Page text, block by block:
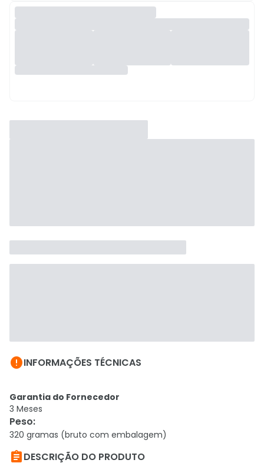
INFORMAÇÕES TÉCNICAS
Garantia do Fornecedor
3 Meses
Peso:
320 gramas (bruto com embalagem)
DESCRIÇÃO DO PRODUTO